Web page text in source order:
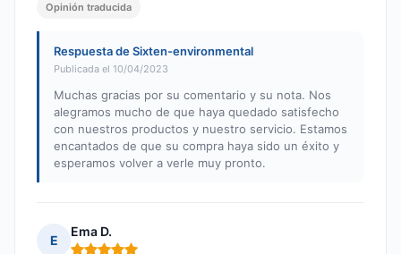
Opinión traducida
Respuesta de Sixten-environmental
Publicada el 10/04/2023
Muchas gracias por su comentario y su nota. Nos
alegramos mucho de que haya quedado satisfecho
con nuestros productos y nuestro servicio. Estamos
encantados de que su compra haya sido un éxito y
esperamos volver a verle muy pronto.
E
Ema D.